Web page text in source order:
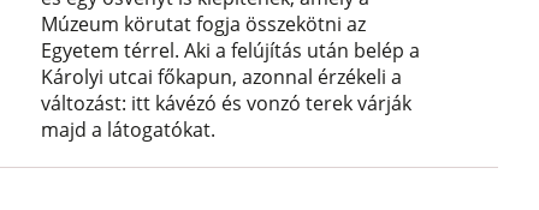
Múzeum körutat fogja összekötni az
Egyetem térrel. Aki a felújítás után belép a
Károlyi utcai főkapun, azonnal érzékeli a
változást: itt kávézó és vonzó terek várják
majd a látogatókat.